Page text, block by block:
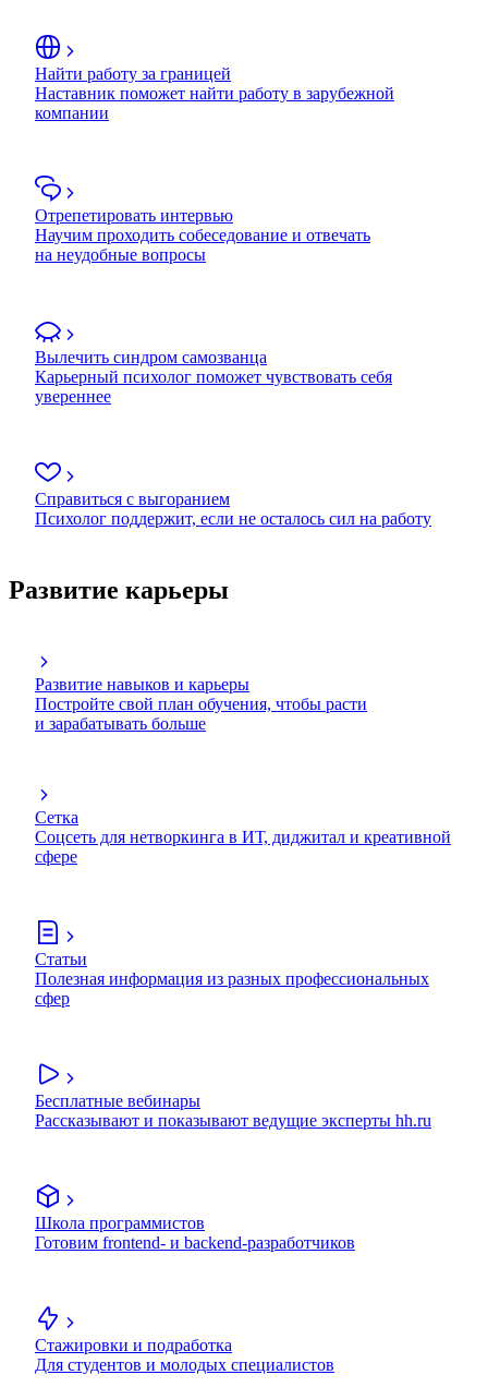
Найти работу за границей
Наставник поможет найти работу в зарубежной
компании
Отрепетировать интервью
Научим проходить собеседование и отвечать
на неудобные вопросы
Вылечить синдром самозванца
Карьерный психолог поможет чувствовать себя
увереннее
Справиться с выгоранием
Психолог поддержит, если не осталось сил на работу
Развитие карьеры
Развитие навыков и карьеры
Постройте свой план обучения, чтобы расти
и зарабатывать больше
Сетка
Соцсеть для нетворкинга в ИТ, диджитал и креативной
сфере
Статьи
Полезная информация из разных профессиональных
сфер
Бесплатные вебинары
Рассказывают и показывают ведущие эксперты hh.ru
Школа программистов
Готовим frontend- и backend-разработчиков
Стажировки и подработка
Для студентов и молодых специалистов